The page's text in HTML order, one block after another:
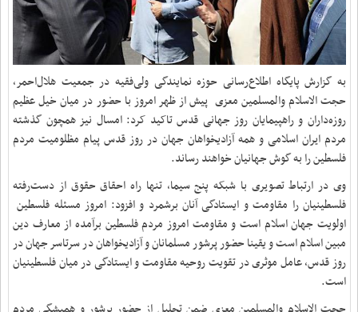
به گزارش پایگاه اطلاع‌رسانی حوزه نمایندگی ولی‌فقیه در جمعیت هلال‌احمر،
حجت الاسلام والمسلمین معزی پیش از ظهر امروز با حضور در میان خیل عظیم
روزه‌داران و راهپیمایان روز جهانی قدس تاکید کرد: امسال نیز همچون گذشته
مردم ایران اسلامی و همه آزادیخواهان جهان در روز قدس پیام مظلومیت مردم
فلسطین را به گوش جهانیان خواهند رساند.
وی در ارتباط تصویری با شبکه پنج سیما، تنها راه احقاق حقوق از دست‌رفته
فلسطینیان را مقاومت و ایستادگی آنان برشمرد و افزود: امروز مسئله فلسطین
اولویت جهان اسلام است و مقاومت امروز مردم فلسطین برآمده از معارف دین
مبین اسلام است و یقینا حضور پرشور مسلمانان و آزادیخواهان در سرتاسر جهان در
روز قدس، عامل موثری در تقویت روحیه مقاومت و ایستادگی در میان فلسطینیان
است.